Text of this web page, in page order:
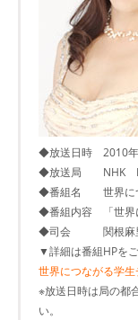
◆放送日時 2010年
◆放送局 NHK
◆番組名 世界につ
◆番組内容 「世界
◆司会 関根麻里
▼詳細は番組HPを
世界につながる学
※放送日時は局の都
い。